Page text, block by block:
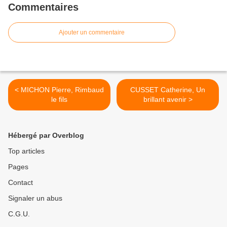
Commentaires
Ajouter un commentaire
< MICHON Pierre, Rimbaud
le fils
CUSSET Catherine, Un
brillant avenir >
Hébergé par Overblog
Top articles
Pages
Contact
Signaler un abus
C.G.U.